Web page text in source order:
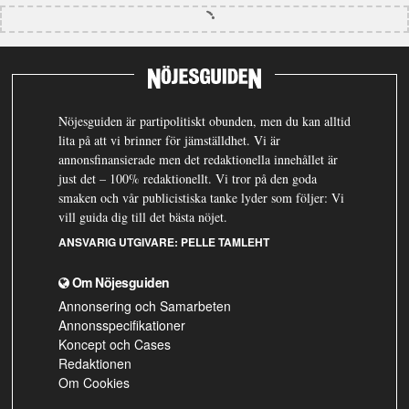
Nöjesguiden är partipolitiskt obunden, men du kan alltid
lita på att vi brinner för jämställdhet. Vi är
annonsfinansierade men det redaktionella innehållet är
just det – 100% redaktionellt. Vi tror på den goda
smaken och vår publicistiska tanke lyder som följer: Vi
vill guida dig till det bästa nöjet.
ANSVARIG UTGIVARE: PELLE TAMLEHT
Om Nöjesguiden
Annonsering och Samarbeten
Annonsspecifikationer
Koncept och Cases
Redaktionen
Om Cookies